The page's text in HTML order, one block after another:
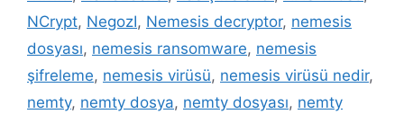
NCrypt, NegozI, Nemesis decryptor, nemesis
dosyası, nemesis ransomware, nemesis
şifreleme, nemesis virüsü, nemesis virüsü nedir,
nemty, nemty dosya, nemty dosyası, nemty